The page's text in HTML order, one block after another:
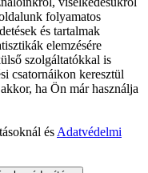
folyamatos
és tartalmak
elemzésére
szolgáltatókkal is
csatornáikon keresztül
ha Ön már használja
ésAdatvédelmi